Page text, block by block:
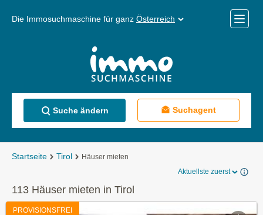
Die Immosuchmaschine für ganz Österreich
Menü
Suche ändern Suchagent
Startseite Tirol
Häuser mieten
Aktuellste zuerst
113 Häuser mieten in Tirol
PROVISIONSFREI